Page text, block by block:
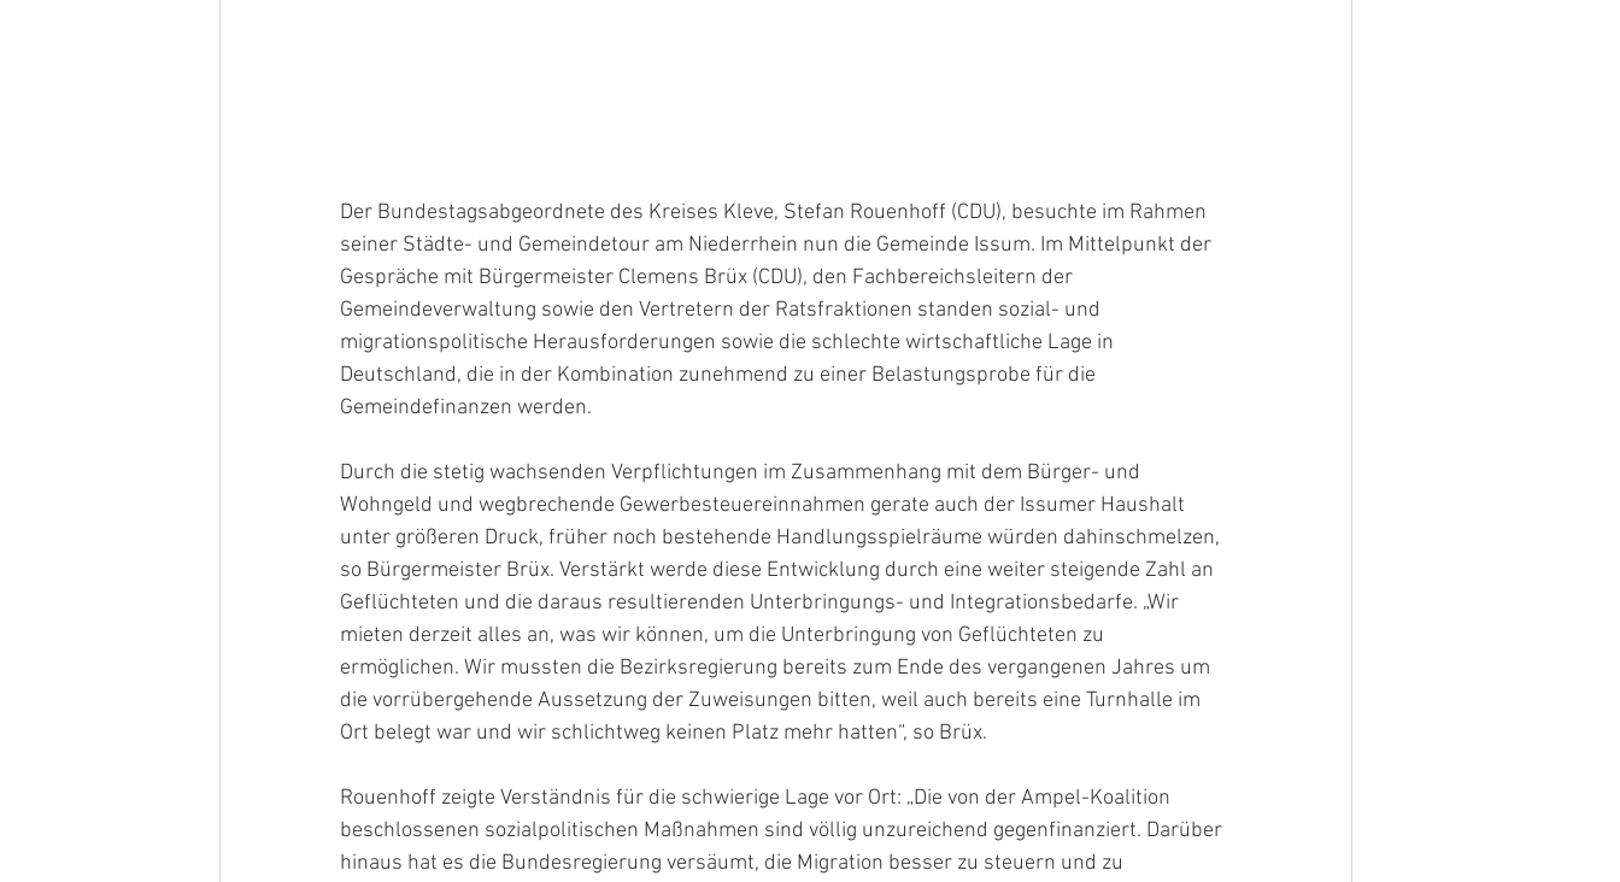
Der Bundestagsabgeordnete des Kreises Kleve, Stefan Rouenhoff (CDU), besuchte im Rahmen
seiner Städte- und Gemeindetour am Niederrhein nun die Gemeinde Issum. Im Mittelpunkt der
Gespräche mit Bürgermeister Clemens Brüx (CDU), den Fachbereichsleitern der
Gemeindeverwaltung sowie den Vertretern der Ratsfraktionen standen sozial- und
migrationspolitische Herausforderungen sowie die schlechte wirtschaftliche Lage in
Deutschland, die in der Kombination zunehmend zu einer Belastungsprobe für die
Gemeindefinanzen werden.
Durch die stetig wachsenden Verpflichtungen im Zusammenhang mit dem Bürger- und
Wohngeld und wegbrechende Gewerbesteuereinnahmen gerate auch der Issumer Haushalt
unter größeren Druck, früher noch bestehende Handlungsspielräume würden dahinschmelzen,
so Bürgermeister Brüx. Verstärkt werde diese Entwicklung durch eine weiter steigende Zahl an
Geflüchteten und die daraus resultierenden Unterbringungs- und Integrationsbedarfe. „Wir
mieten derzeit alles an, was wir können, um die Unterbringung von Geflüchteten zu
ermöglichen. Wir mussten die Bezirksregierung bereits zum Ende des vergangenen Jahres um
die vorrübergehende Aussetzung der Zuweisungen bitten, weil auch bereits eine Turnhalle im
Ort belegt war und wir schlichtweg keinen Platz mehr hatten“, so Brüx.
Rouenhoff zeigte Verständnis für die schwierige Lage vor Ort: „Die von der Ampel-Koalition
beschlossenen sozialpolitischen Maßnahmen sind völlig unzureichend gegenfinanziert. Darüber
hinaus hat es die Bundesregierung versäumt, die Migration besser zu steuern und zu